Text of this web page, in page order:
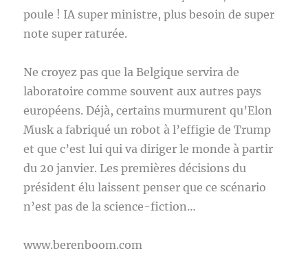
poule ! IA super ministre, plus besoin de super
note super raturée.
Ne croyez pas que la Belgique servira de
laboratoire comme souvent aux autres pays
européens. Déjà, certains murmurent qu’Elon
Musk a fabriqué un robot à l’effigie de Trump
et que c’est lui qui va diriger le monde à partir
du 20 janvier. Les premières décisions du
président élu laissent penser que ce scénario
n’est pas de la science-fiction…
www.berenboom.com